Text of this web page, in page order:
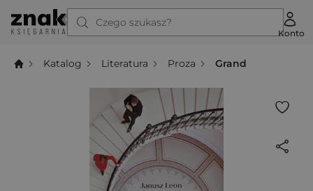
Czego szukasz?
Konto
Katalog Literatura Proza Grand